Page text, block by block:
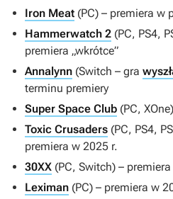
Iron Meat (PC) – premiera w
Hammerwatch 2 (PC, PS4,
premiera „wkrótce”
Annalynn (Switch – gra
terminu premiery
Super Space Club (PC,
Toxic Crusaders (PC, PS4,
premiera w 2025 r.
30XX (PC, Switch) –
Leximan (PC) – premiera w